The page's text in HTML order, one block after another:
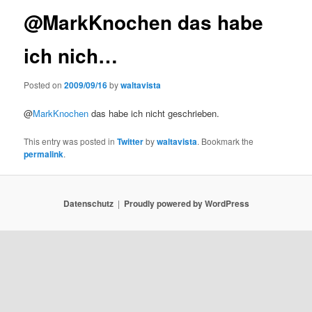
@MarkKnochen das habe
ich nich…
Posted on2009/09/16bywaltavista
@MarkKnochen das habe ich nicht geschrieben.
This entry was posted inTwitterbywaltavista. Bookmark the
permalink.
Datenschutz Proudly powered by WordPress